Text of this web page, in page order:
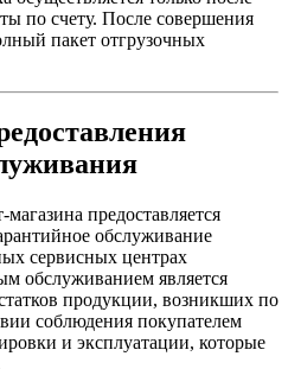
по счету. После совершения
пакет отгрузочных
предоставляется
обслуживание
сервисных центрах
обслуживанием является
продукции, возникших по
соблюдения покупателем
и эксплуатации, которые